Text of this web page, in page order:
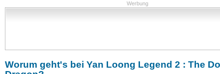
Werbung
Worum geht's bei Yan Loong Legend 2 : The